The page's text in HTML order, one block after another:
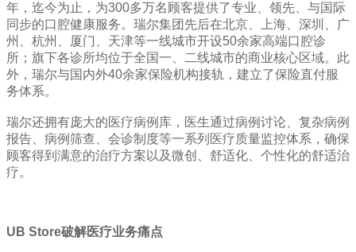
年，迄今为止，为300多万名顾客提供了专业、领先、与国际
同步的口腔健康服务。瑞尔集团先后在北京、上海、深圳、广
州、杭州、厦门、天津等一线城市开设50余家高端口腔诊
所；旗下各诊所均位于全国一、二线城市的商业核心区域。 此
外，瑞尔与国内外40余家保险机构接轨，建立了保险直付服
务体系。
瑞尔还拥有庞大的医疗病例库，医生通过病例讨论、复杂病例
报告、病例筛查、会诊制度等一系列医疗质量监控体系，确保
顾客得到满意的治疗方案以及微创、舒适化、个性化的舒适治
疗。
UB Store破解医疗业务痛点